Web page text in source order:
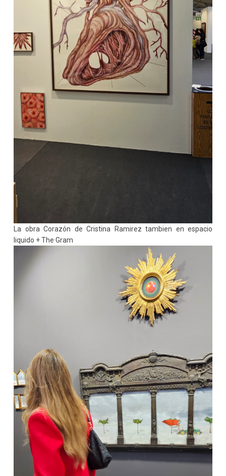
La obra Corazón de Cristina Ramirez tambien en espacio
liquido + The Gram